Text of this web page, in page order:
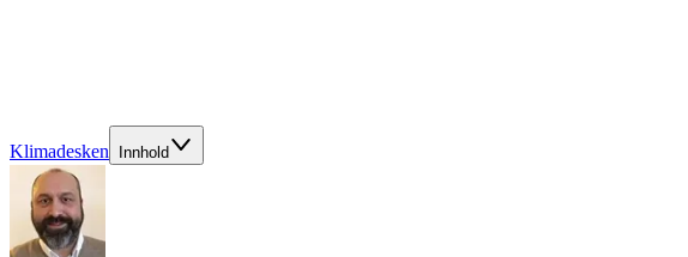
Klimadesken Innhold